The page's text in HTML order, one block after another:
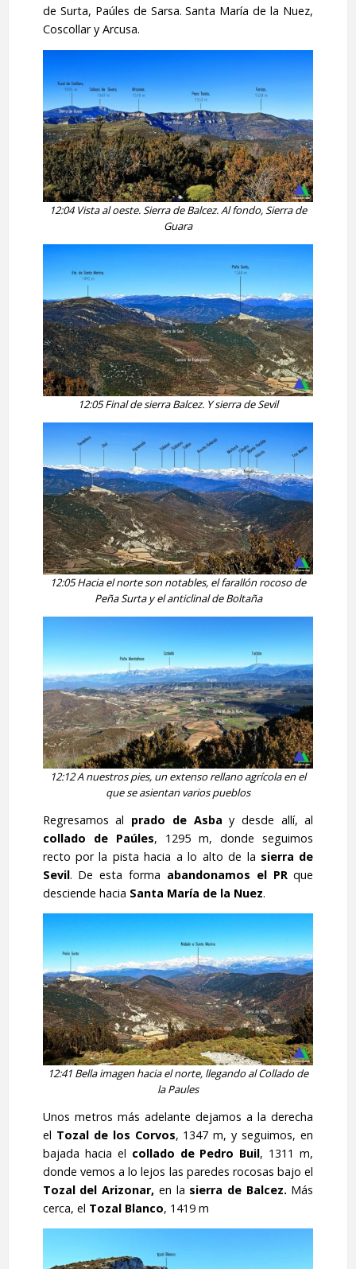
de Surta, Paúles de Sarsa. Santa María de la Nuez,
Coscollar y Arcusa.
12:04 Vista al oeste. Sierra de Balcez. Al fondo, Sierra de
Guara
12:05 Final de sierra Balcez. Y sierra de Sevil
12:05 Hacia el norte son notables, el farallón rocoso de
Peña Surta y el anticlinal de Boltaña
12:12 A nuestros pies, un extenso rellano agrícola en el
que se asientan varios pueblos
Regresamos al prado de Asba y desde allí, al
collado de Paúles, 1295 m, donde seguimos
recto por la pista hacia a lo alto de la sierra de
Sevil. De esta forma abandonamos el PRque
desciende hacia Santa María de la Nuez.
12:41 Bella imagen hacia el norte, llegando al Collado de
la Paules
Unos metros más adelante dejamos a la derecha
el Tozal de los Corvos, 1347 m, y seguimos, en
bajada hacia el collado de Pedro Buil, 1311 m,
donde vemos a lo lejos las paredes rocosas bajo el
Tozal del Arizonar, en la sierra de Balcez.Más
cerca, el Tozal Blanco, 1419 m